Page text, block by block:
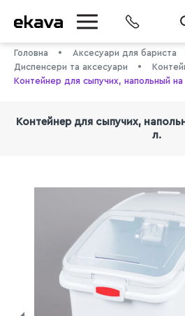
Головна
Аксесуари для бариста
Диспенсери та аксесуари
Контейнер для сыпучих, напольный на
Контейнер для сыпучих,
л.